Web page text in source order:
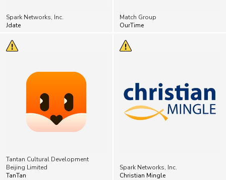
Spark Networks, Inc.
Jdate
Match Group
OurTime
Tantan Cultural Development
Beijing Limited
TanTan
Spark Networks, Inc.
Christian Mingle